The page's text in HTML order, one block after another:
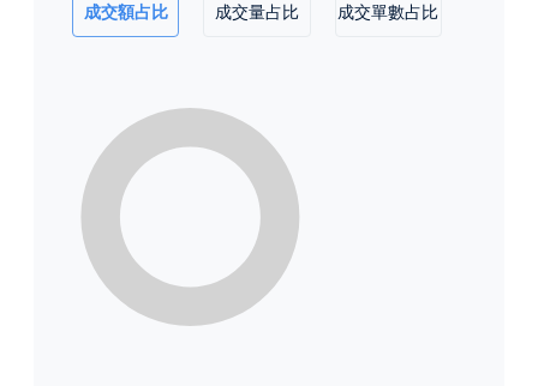
成交額占比 成交量占比 成交單數占比